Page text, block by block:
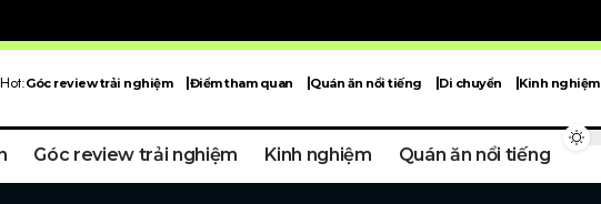
Góc review trải nghiệm Điểm tham quan Quán ăn nổi tiếng Di chuyển Kinh nghiệm
Góc review trải nghiệm Kinh nghiệm Quán ăn nổi tiếng